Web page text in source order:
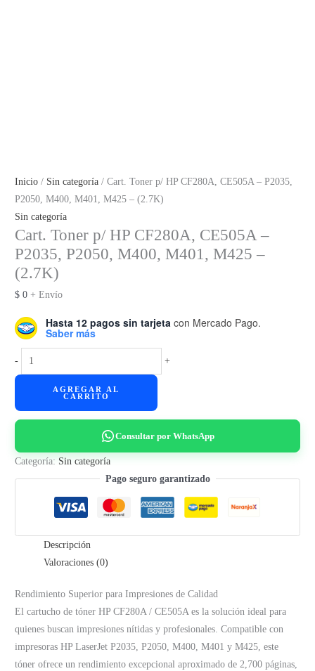
Inicio / Sin categoría / Cart. Toner p/ HP CF280A, CE505A – P2035,
P2050, M400, M401, M425 – (2.7K)
Sin categoría
Cart. Toner p/ HP CF280A, CE505A –
P2035, P2050, M400, M401, M425 –
(2.7K)
$ 0 + Envío
Hasta 12 pagos sin tarjeta con Mercado Pago.
Saber más
-
Cart.
Toner
-
P2035,
M425
+
AGREGAR AL
CARRITO
Consultar por WhatsApp
Categoría: Sin categoría
Pago seguro garantizado
Descripción
Valoraciones (0)
Rendimiento Superior para Impresiones de Calidad
El cartucho de tóner HP CF280A / CE505A es la solución ideal para
quienes buscan impresiones nítidas y profesionales. Compatible con
impresoras HP LaserJet P2035, P2050, M400, M401 y M425, este
tóner ofrece un rendimiento excepcional aproximado de 2,700 páginas,